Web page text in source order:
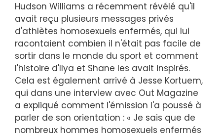
Hudson Williams a récemment révélé qu'il
avait reçu plusieurs messages privés
d'athlètes homosexuels enfermés, qui lui
racontaient combien il n'était pas facile de
sortir dans le monde du sport et comment
l'histoire d'Ilya et Shane les avait inspirés.
Cela est également arrivé à Jesse Kortuem,
qui dans une interview avec Out Magazine
a expliqué comment l'émission l'a poussé à
parler de son orientation : « Je sais que de
nombreux hommes homosexuels enfermés